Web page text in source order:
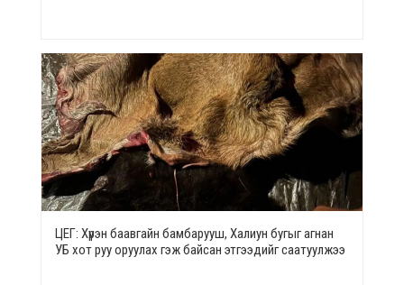
ЦЕГ: Хүрэн баавгайн бамбарууш, Халиун бугыг агнан
УБ хот руу оруулах гэж байсан этгээдийг саатуулжээ